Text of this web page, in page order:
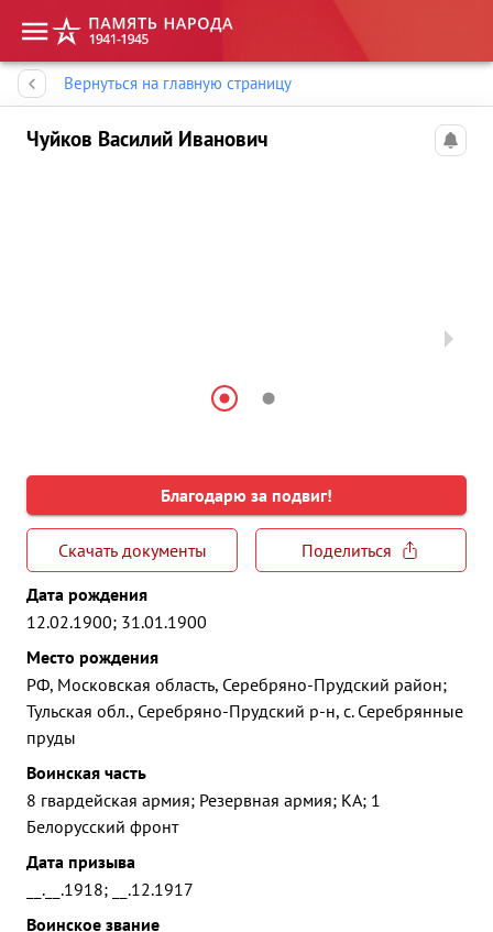
Вернуться на главную страницу
Чуйков Василий Иванович
Благодарю за подвиг!
Скачать документы
Поделиться
Дата рождения
12.02.1900; 31.01.1900
Место рождения
РФ, Московская область, Серебряно-Прудский район;
Тульская обл., Серебряно-Прудский р-н, с. Серебрянные
пруды
Воинская часть
8 гвардейская армия; Резервная армия; КА; 1
Белорусский фронт
Дата призыва
__.__.1918; __.12.1917
Воинское звание
Память народа